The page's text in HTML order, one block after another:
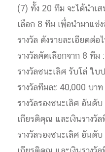
(7) ทั้ง 20 ทีม จะได้นำเ
เลือก 8 ทีม เพื่อนำมาแข่
รางวัล ดังรายละเอียดต่อ
รางวัลคัดเลือกจาก 8 ทีม :
รางวัลชนะเลิศ รับโล่ ใ
รางวัลทีมละ 40,000 บาท
รางวัลรองชนะเลิศ อันดั
เกียรติคุณ และเงินรางวั
รางวัลรองชนะเลิศ อันดั